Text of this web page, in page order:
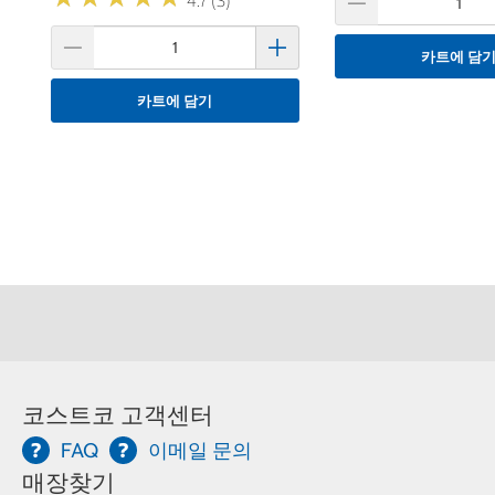
카트에 담기
카트에 담기
코스트코 고객센터
FAQ 이메일 문의
매장찾기